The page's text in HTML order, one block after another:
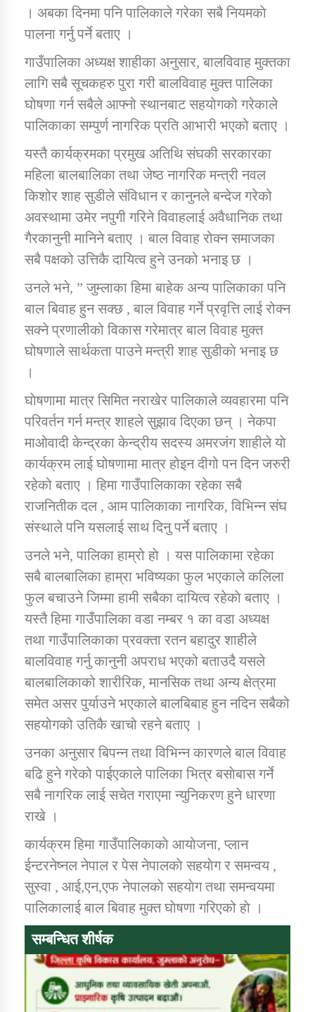
तातोपानी गाउँपालिकाको न्यायिक समिति सम्बन्धी सन्देश
तातोपानी गाउँपालिका जुम्लाको महिला तथा लैङ्गिक हिंसा
सम्बन्धी सूचना सन्देश
तातोपानी गाउँपालिका जुम्लाको महिनावारी सम्बन्धिकाे
सन्देश
तातोपानी गाउँपालिका जुम्लाको बालविवाह सन्देश
तातोपानी गाउँपालिका जुम्लाको सूचना
तातोपानी गाउँपालिका जुम्लाको सूचना
। अबका दिनमा पनि पालिकाले गरेका सबै नियमकाे
पालना गर्नु पर्ने बताए ।
गाउँपालिका अध्यक्ष शाहीका अनुसार, बालविवाह मुक्तका
लागि सबै सूचकहरु पुरा गरी बालविवाह मुक्त पालिका
घोषणा गर्न सबैले आफ्नो स्थानबाट सहयोगको गरेकाले
पालिकाका सम्पुर्ण नागरिक प्रति आभारी भएको बताए ।
यस्तै कार्यक्रमका प्रमुख अतिथि संघकी सरकारका
महिला बालबालिका तथा जेष्ठ नागरिक मन्त्री नवल
किशोर शाह सुडीले संविधान र कानुनले बन्देज गरेको
अवस्थामा उमेर नपुगी गरिने विवाहलाई अवैधानिक तथा
गैरकानुनी मानिने बताए । बाल विवाह रोक्न समाजका
सबै पक्षको उत्तिकै दायित्व हुने उनको भनाइ छ ।
उनले भने, ” जुम्लाका हिमा बाहेक अन्य पालिकाका पनि
बाल बिवाह हुन सक्छ , बाल विवाह गर्ने प्रवृत्ति लाई रोक्न
सक्ने प्रणालीको विकास गरेमात्र बाल विवाह मुक्त
घोषणाले सार्थकता पाउने मन्त्री शाह सुडीकाे भनाइ छ
।
घाेषणामा मात्र सिमित नराखेर पालिकाले व्यवहारमा पनि
परिवर्तन गर्न मन्त्र शाहले सुझाव दिएका छन् । नेकपा
माओवादी केन्द्रका केन्द्रीय सदस्य अमरजंग शाहीले याे
कार्यक्रम लाई घोषणामा मात्र होइन दीगो पन दिन जरुरी
रहेको बताए । हिमा गाउँपालिकाका रहेका सबै
राजनितीक दल , आम पालिकाका नागरिक, विभिन्न संघ
संस्थाले पनि यसलाई साथ दिनु पर्ने बताए ।
उनले भने, पालिका हाम्रो हाे । यस पालिकामा रहेका
सबै बालबालिका हाम्रा भविष्यका फुल भएकाले कलिला
फुल बचाउने जिम्मा हामी सबैका दायित्व रहेकाे बताए ।
यस्तै हिमा गाउँपालिका वडा नम्बर १ का वडा अध्यक्ष
तथा गाउँपालिकाका प्रवक्ता रतन बहादुर शाहीले
बालविवाह गर्नु कानुनी अपराध भएको बताउदै यसले
बालबालिकाको शारीरिक, मानसिक तथा अन्य क्षेत्रमा
समेत असर पुर्याउने भएकाले बालबिबाह हुन नदिन सबैको
सहयोगको उतिकै खाचो रहने बताए ।
उनका अनुसार बिपन्न तथा विभिन्न कारणले बाल विवाह
बढि हुने गरेको पाईएकाले पालिका भित्र बसाेबास गर्ने
सबै नागरिक लाई सचेत गराएमा न्युनिकरण हुने धारणा
राखे ।
कार्यक्रम हिमा गाउँपालिकाकाे आयोजना, प्लान
ईन्टरनेष्नल नेपाल र पेस नेपालकाे सहयाेग र समन्वय ,
सुस्वा , आई,एन,एफ नेपालकाे सहयाेग तथा समन्वयमा
पालिकालाई बाल बिवाह मुक्त घाेषणा गरिएको हाे ।
सम्बन्धित शीर्षक